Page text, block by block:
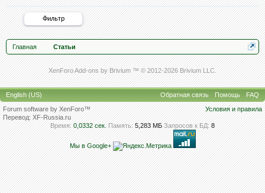
Главная Статьи
XenForo Add-ons by Brivium ™ © 2012-2026 Brivium LLC.
English (US) Обратная связь Помощь
FAQ
Условия и правила
Forum software by XenForo™
Перевод:XF-Russia.ru
Время: 0,0332 сек. Память: 5,283 МБ Запросов к БД: 8
Мы в Google+